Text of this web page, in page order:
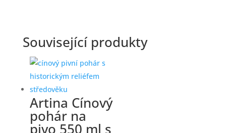
Související produkty
Artina Cínový
pohár na
pivo 550 ml s